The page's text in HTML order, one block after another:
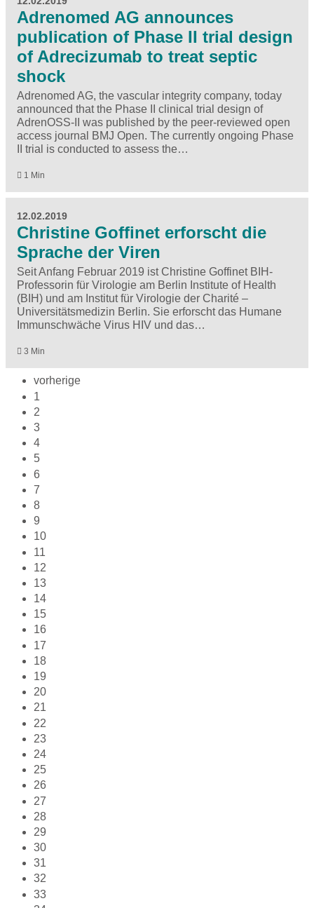
Adrenomed AG announces
publication of Phase II trial design
of Adrecizumab to treat septic
shock
Adrenomed AG, the vascular integrity company, today
announced that the Phase II clinical trial design of
AdrenOSS-II was published by the peer-reviewed open
access journal BMJ Open. The currently ongoing Phase
II trial is conducted to assess the…
1 Min
12.02.2019
Christine Goffinet erforscht die
Sprache der Viren
Seit Anfang Februar 2019 ist Christine Goffinet BIH-
Professorin für Virologie am Berlin Institute of Health
(BIH) und am Institut für Virologie der Charité –
Universitätsmedizin Berlin. Sie erforscht das Humane
Immunschwäche Virus HIV und das…
3 Min
vorherige
1
2
3
4
5
6
7
8
9
10
11
12
13
14
15
16
17
18
19
20
21
22
23
24
25
26
27
28
29
30
31
32
33